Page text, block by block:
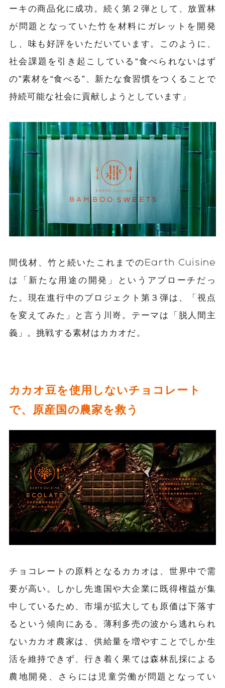
ーキの商品化に成功。続く第２弾として、放置林
が問題となっていた竹を材料にガレットを開発
し、味も好評をいただいています。このように、
社会課題を引き起こしている“食べられないはず
の”素材を“食べる”、新たな食習慣をつくることで
持続可能な社会に貢献しようとしています」
間伐材、竹と続いたこれまでのEarth Cuisine
は「新たな用途の開発」というアプローチだっ
た。現在進行中のプロジェクト第３弾は、「視点
を変えてみた」と言う川嵜。テーマは「脱人間主
義」。挑戦する素材はカカオだ。
カカオ豆を使用しないチョコレート
で、原産国の農家を救う
チョコレートの原料となるカカオは、世界中で需
要が高い。しかし先進国や大企業に既得権益が集
中しているため、市場が拡大しても原価は下落す
るという傾向にある。薄利多売の波から逃れられ
ないカカオ農家は、供給量を増やすことでしか生
活を維持できず、行き着く果ては森林乱採による
農地開発、さらには児童労働が問題となってい